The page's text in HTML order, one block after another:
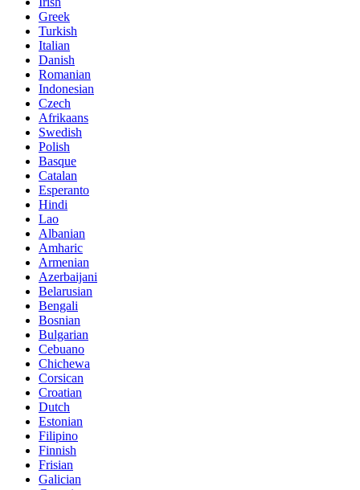
Greek
Turkish
Italian
Danish
Romanian
Indonesian
Czech
Afrikaans
Swedish
Polish
Basque
Catalan
Esperanto
Hindi
Lao
Albanian
Amharic
Armenian
Azerbaijani
Belarusian
Bengali
Bosnian
Bulgarian
Cebuano
Chichewa
Corsican
Croatian
Dutch
Estonian
Filipino
Finnish
Frisian
Galician